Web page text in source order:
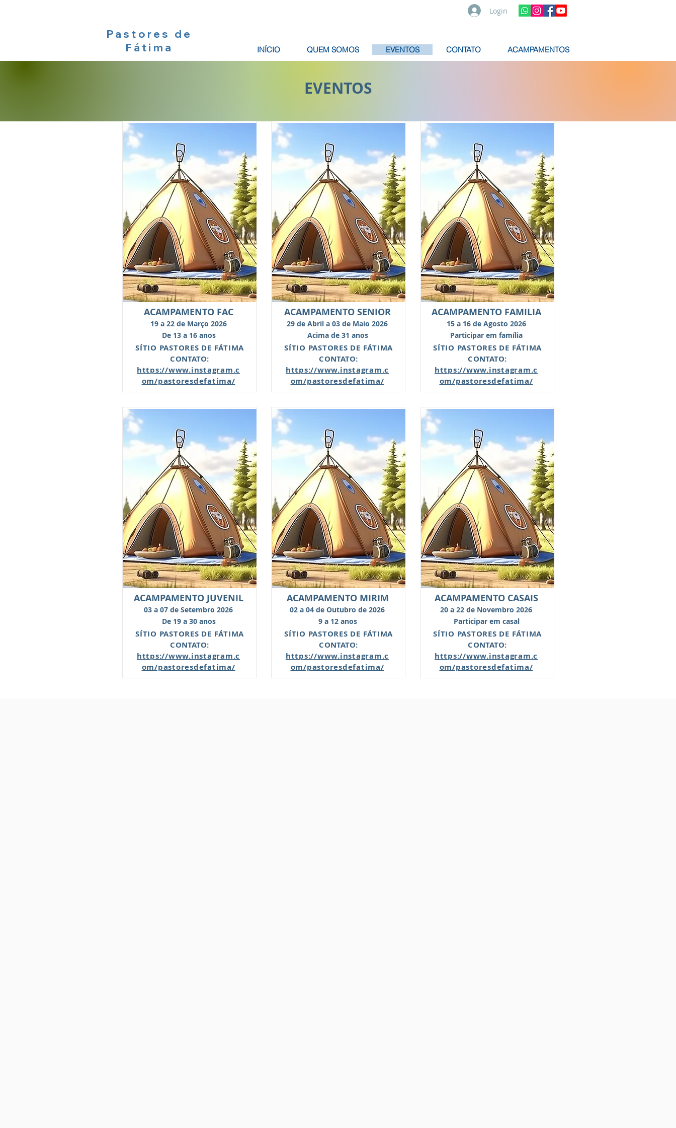
Pastores de
Fátima
Login
INÍCIO QUEM SOMOS EVENTOS CONTATO ACAMPAMENTOS
EVENTOS
ACAMPAMENTO FAC
19 a 22 de Março 2026
De 13 a 16 anos
SÍTIO PASTORES DE FÁTIMA
CONTATO:
https://www.instagram.c
om/pastoresdefatima/
ACAMPAMENTO JUVENIL
03 a 07 de Setembro 2026
De 19 a 30 anos
SÍTIO PASTORES DE FÁTIMA
CONTATO:
https://www.instagram.c
om/pastoresdefatima/
ACAMPAMENTO SENIOR
29 de Abril a 03 de Maio 2026
Acima de 31 anos
SÍTIO PASTORES DE FÁTIMA
CONTATO:
https://www.instagram.c
om/pastoresdefatima/
ACAMPAMENTO MIRIM
02 a 04 de Outubro de 2026
9 a 12 anos
SÍTIO PASTORES DE FÁTIMA
CONTATO:
https://www.instagram.c
om/pastoresdefatima/
ACAMPAMENTO FAMILIA
15 a 16 de Agosto 2026
Participar em família
SÍTIO PASTORES DE FÁTIMA
CONTATO:
https://www.instagram.c
om/pastoresdefatima/
ACAMPAMENTO CASAIS
20 a 22 de Novembro 2026
Participar em casal
SÍTIO PASTORES DE FÁTIMA
CONTATO:
https://www.instagram.c
om/pastoresdefatima/